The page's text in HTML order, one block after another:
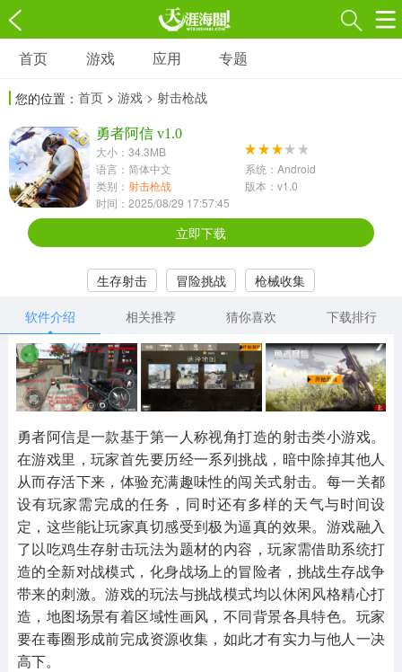
游戏
3697款应用
1597款应用
休闲益智
13387款应用
2196款应用
1072款应用
418款应用
568款应用
音乐舞蹈
269款应用
2716款应用
515款应用
其他
1654款应用
游戏助手
515款应用
MOD游戏
1056款应用
首页 游戏 应用 专题
您的位置： 首页 > 游戏 > 射击枪战
勇者阿信 v1.0
大小：34.3MB
语言：简体中文
系统：Android
类别： 射击枪战
版本：v1.0
时间：2025/08/29 17:57:45
立即下载
生存射击 冒险挑战
枪械收集
软件介绍
相关推荐 猜你喜欢 下载排行
勇者阿信是一款基于第一人称视角打造的射击类小游戏。
在游戏里，玩家首先要历经一系列挑战，暗中除掉其他人
从而存活下来，体验充满趣味性的闯关式射击。每一关都
设有玩家需完成的任务，同时还有多样的天气与时间设
定，这些能让玩家真切感受到极为逼真的效果。游戏融入
了以吃鸡生存射击玩法为题材的内容，玩家需借助系统打
造的全新对战模式，化身战场上的冒险者，挑战生存战争
带来的刺激。游戏的玩法与挑战模式均以休闲风格精心打
造，地图场景有着区域性画风，不同背景各具特色。玩家
要在毒圈形成前完成资源收集，如此才有实力与他人一决
高下。